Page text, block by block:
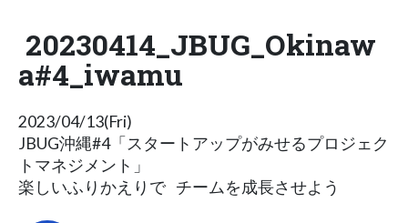
20230414_JBUG_Okinaw
a#4_iwamu
2023/04/13(Fri)
JBUG沖縄#4「スタートアップがみせるプロジェク
トマネジメント」
楽しいふりかえりで チームを成長させよう